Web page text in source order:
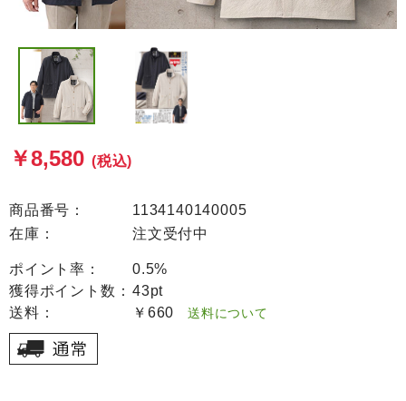
￥8,580 (税込)
商品番号：
1134140140005
在庫：
注文受付中
ポイント率：
0.5%
獲得ポイント数： 43pt
送料：
￥660 送料について